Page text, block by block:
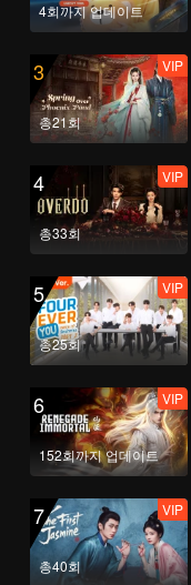
377
379
VIP
381
VIP
383
VIP
385
VIP
387
VIP
4회까지 업데이트
3
총21회
VIP
4
총33회
VIP
5
총25회
VIP
6
152회까지 업데이트
VIP
7
총40회
VIP